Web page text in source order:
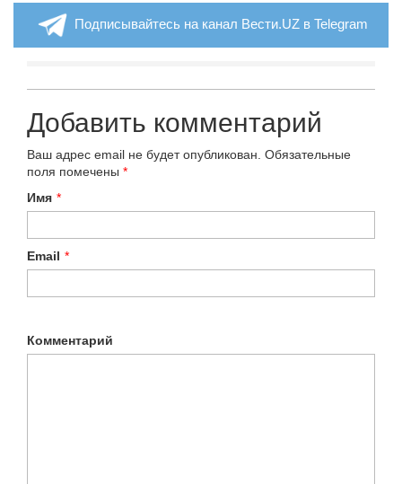
Подписывайтесь на канал Вести.UZ в Telegram
Добавить комментарий
Ваш адрес email не будет опубликован. Обязательные
поля помечены *
Имя *
Email *
Комментарий